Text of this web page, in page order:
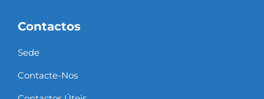
Contactos
Sede
Contacte-Nos